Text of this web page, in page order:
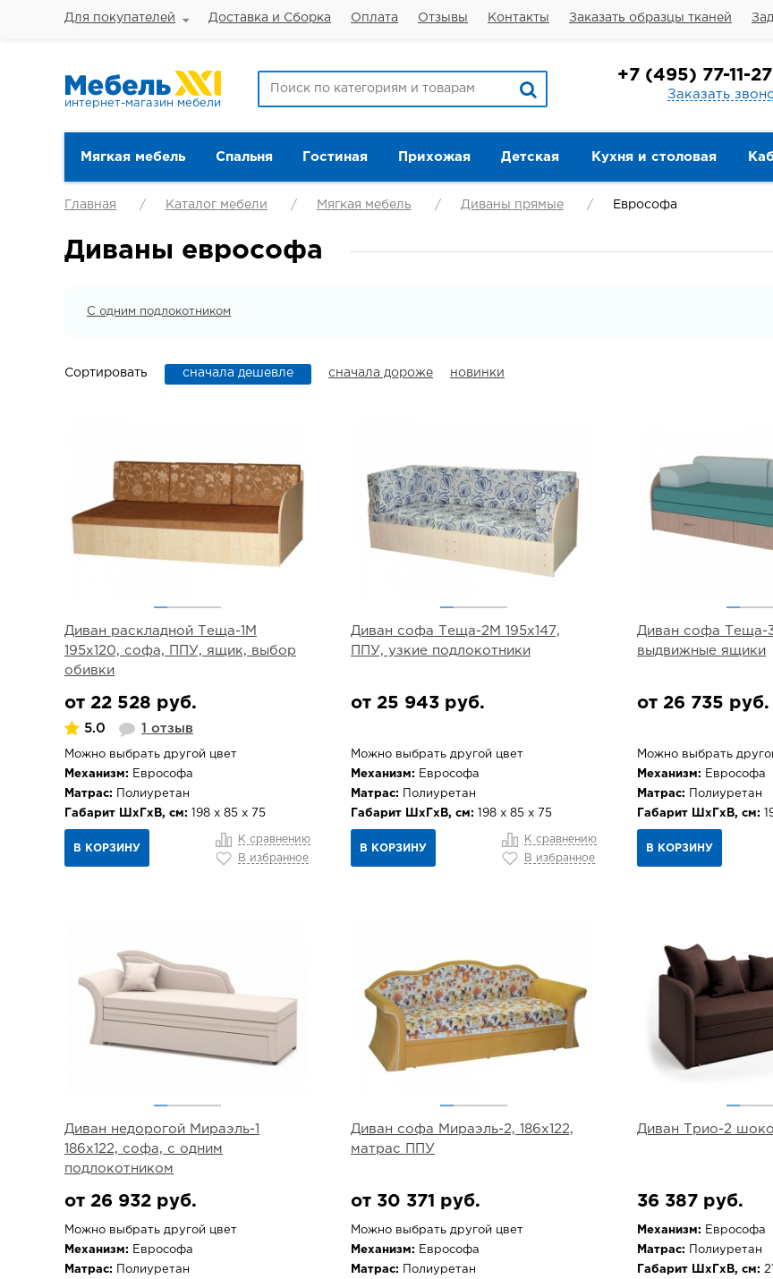
Для покупателей Доставка и Сборка Оплата Отзывы Контакты Заказать образцы тканей
интернет-магазин мебели
+7 (495) 77-11-
Заказать
Мягкая мебель Спальня Гостиная Прихожая Детская Кухня и столовая
Главная Каталог мебели Мягкая мебель Диваны прямые Еврософа
Диваны еврософа
С одним подлокотником
Сортировать сначала дешевле сначала дороже новинки
Диван раскладной Теща-1М
195х120, софа, ППУ, ящик, выбор
обивки
от 22 528 руб.
5.0 1 отзыв
Можно выбрать другой цвет
Механизм: Еврософа
Матрас: Полиуретан
Габарит ШхГхВ, см: 198 х 85 х 75
В КОРЗИНУ
К сравнению
В избранное
Диван софа Теща-2М 195х147,
ППУ, узкие подлокотники
от 25 943 руб.
Можно выбрать другой цвет
Механизм: Еврософа
Матрас: Полиуретан
Габарит ШхГхВ, см: 198 х 85 х 75
В КОРЗИНУ
К сравнению
В избранное
Диван софа Теща-
выдвижные ящики
от 26 735 руб.
Можно выбрать
Механизм: Еврософа
Матрас: Полиуретан
Габарит ШхГхВ, см:
В КОРЗИНУ
Диван недорогой Мираэль-1
186х122, софа, с одним
подлокотником
от 26 932 руб.
Можно выбрать другой цвет
Механизм: Еврософа
Матрас: Полиуретан
Диван софа Мираэль-2, 186х122,
матрас ППУ
от 30 371 руб.
Можно выбрать другой цвет
Механизм: Еврософа
Матрас: Полиуретан
Диван Трио-2
36 387 руб.
Механизм: Еврософа
Матрас: Полиуретан
Габарит ШхГхВ, см: